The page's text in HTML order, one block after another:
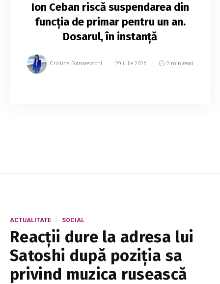
Ion Ceban riscă suspendarea din
funcția de primar pentru un an.
Dosarul, în instanță
Cristina Botnarevschi 29 iulie 2026 2 min read
ACTUALITATE SOCIAL
Reacții dure la adresa lui
Satoshi după poziția sa
privind muzica rusească